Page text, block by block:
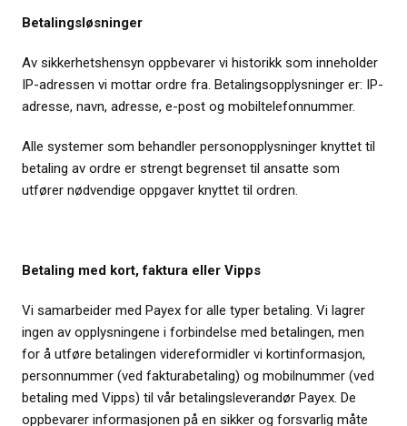
Betalingsløsninger
Av sikkerhetshensyn oppbevarer vi historikk som inneholder
IP-adressen vi mottar ordre fra. Betalingsopplysninger er: IP-
adresse, navn, adresse, e-post og mobiltelefonnummer.
Alle systemer som behandler personopplysninger knyttet til
betaling av ordre er strengt begrenset til ansatte som
utfører nødvendige oppgaver knyttet til ordren.
Betaling med kort, faktura eller Vipps
Vi samarbeider med Payex for alle typer betaling. Vi lagrer
ingen av opplysningene i forbindelse med betalingen, men
for å utføre betalingen videreformidler vi kortinformasjon,
personnummer (ved fakturabetaling) og mobilnummer (ved
betaling med Vipps) til vår betalingsleverandør Payex. De
oppbevarer informasjonen på en sikker og forsvarlig måte